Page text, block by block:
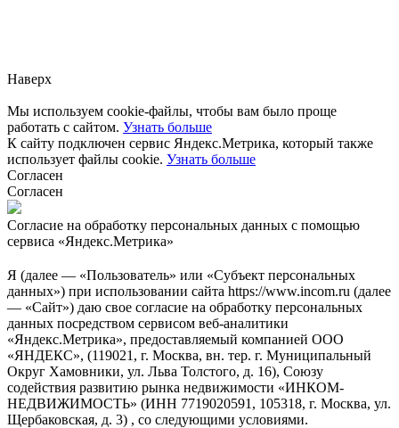
Наверх
Мы используем cookie-файлы, чтобы вам было проще
работать с сайтом. Узнать больше
К сайту подключен сервис Яндекс.Метрика, который также
использует файлы cookie. Узнать больше
Согласен
Согласен
Согласие на обработку персональных данных с помощью
сервиса «Яндекс.Метрика»
Я (далее — «Пользователь» или «Субъект персональных
данных») при использовании сайта https://www.incom.ru (далее
— «Сайт») даю свое согласие на обработку персональных
данных посредством сервисом веб-аналитики
«Яндекс.Метрика», предоставляемый компанией ООО
«ЯНДЕКС», (119021, г. Москва, вн. тер. г. Муниципальный
Округ Хамовники, ул. Льва Толстого, д. 16), Союзу
содействия развитию рынка недвижимости «ИНКОМ-
НЕДВИЖИМОСТЬ» (ИНН 7719020591, 105318, г. Москва, ул.
Щербаковская, д. 3) , со следующими условиями.